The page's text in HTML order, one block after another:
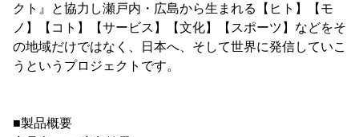
クト』と協力し瀬戸内・広島から生まれる【ヒト】【モ
ノ】【コト】【サービス】【文化】【スポーツ】などをそ
の地域だけではなく、日本へ、そして世界に発信していこ
うというプロジェクトです。
■製品概要